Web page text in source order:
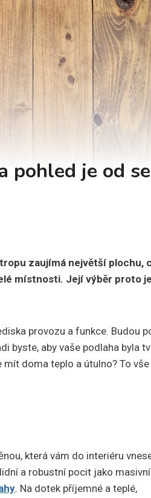
pohled je od
zaujímá největší plochu,
místnosti. Její výběr proto
provozu a funkce. Budou
byste, aby vaše podlaha byla
mít doma teplo a útulno? To
která vám do interiéru
a robustní pocit jako
. Na dotek příjemné a teplé,